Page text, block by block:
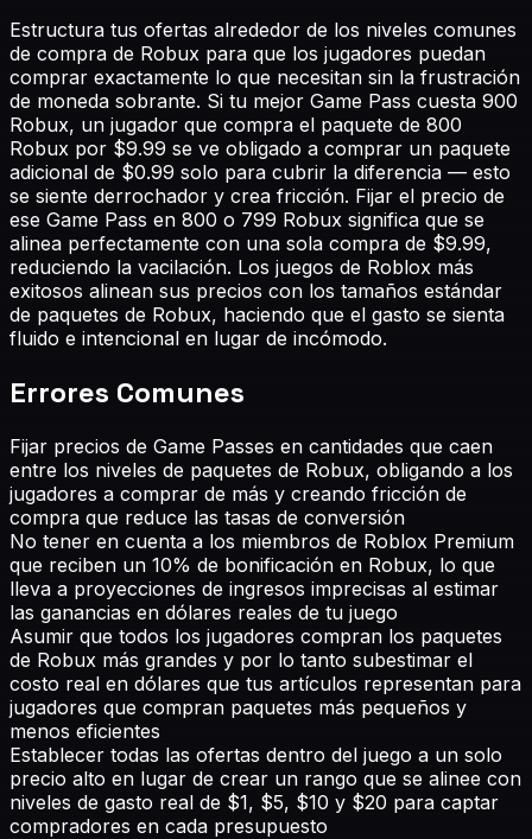
Estructura tus ofertas alrededor de los niveles comunes
de compra de Robux para que los jugadores puedan
comprar exactamente lo que necesitan sin la frustración
de moneda sobrante. Si tu mejor Game Pass cuesta 900
Robux, un jugador que compra el paquete de 800
Robux por $9.99 se ve obligado a comprar un paquete
adicional de $0.99 solo para cubrir la diferencia — esto
se siente derrochador y crea fricción. Fijar el precio de
ese Game Pass en 800 o 799 Robux significa que se
alinea perfectamente con una sola compra de $9.99,
reduciendo la vacilación. Los juegos de Roblox más
exitosos alinean sus precios con los tamaños estándar
de paquetes de Robux, haciendo que el gasto se sienta
fluido e intencional en lugar de incómodo.
Errores Comunes
Fijar precios de Game Passes en cantidades que caen
entre los niveles de paquetes de Robux, obligando a los
jugadores a comprar de más y creando fricción de
compra que reduce las tasas de conversión
No tener en cuenta a los miembros de Roblox Premium
que reciben un 10% de bonificación en Robux, lo que
lleva a proyecciones de ingresos imprecisas al estimar
las ganancias en dólares reales de tu juego
Asumir que todos los jugadores compran los paquetes
de Robux más grandes y por lo tanto subestimar el
costo real en dólares que tus artículos representan para
jugadores que compran paquetes más pequeños y
menos eficientes
Establecer todas las ofertas dentro del juego a un solo
precio alto en lugar de crear un rango que se alinee con
niveles de gasto real de $1, $5, $10 y $20 para captar
compradores en cada presupuesto